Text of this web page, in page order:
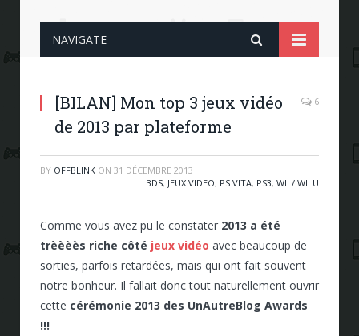
NAVIGATE
[BILAN] Mon top 3 jeux vidéo
de 2013 par plateforme
6
BY OFFBLINK ON 31 DÉCEMBRE 2013
3DS, JEUX VIDEO, PS VITA, PS3, WII / WII U
Comme vous avez pu le constater 2013 a été
trèèèès riche côté jeux vidéo avec beaucoup de
sorties, parfois retardées, mais qui ont fait souvent
notre bonheur. Il fallait donc tout naturellement ouvrir
cette cérémonie 2013 des UnAutreBlog Awards
!!!